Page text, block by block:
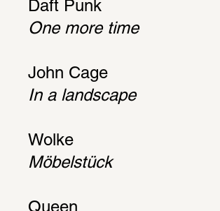
Daft Punk
One more time
John Cage
In a land­scape
Wolke
Möbel­stück